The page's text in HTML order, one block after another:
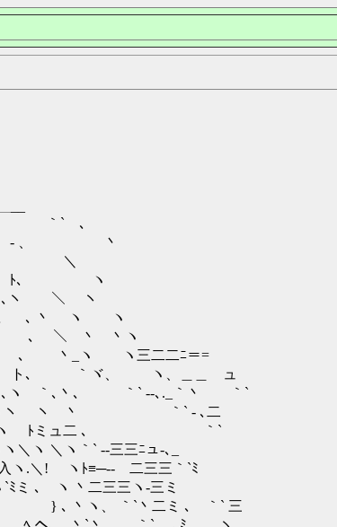
` ､
、 丶
＼
ﾄ､ ヽ
＼ ヽ
､ 丶 ヽ ヽ
､ ＼ 丶 丶ヽ
､ 丶_ヽ ヽ三二二ﾆ＝=
ﾄ ト､ ｀ヾ、 ヽ、＿＿ ュ
､丶､ ｀` ‐-､._｀丶 ｀`
ヽ ヽ 丶 ｀` ‐ ､二
. i ヽ ﾄミュ二 ､ ｀`
｀` ‐-三三ﾆュ-､_
≡─‐- 二三三｀`ﾐ
二三三ヽ‐三ミ
`丶二ミ ､ ｀` 三